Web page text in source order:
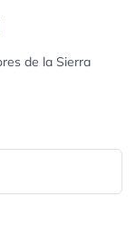
de la Sierra